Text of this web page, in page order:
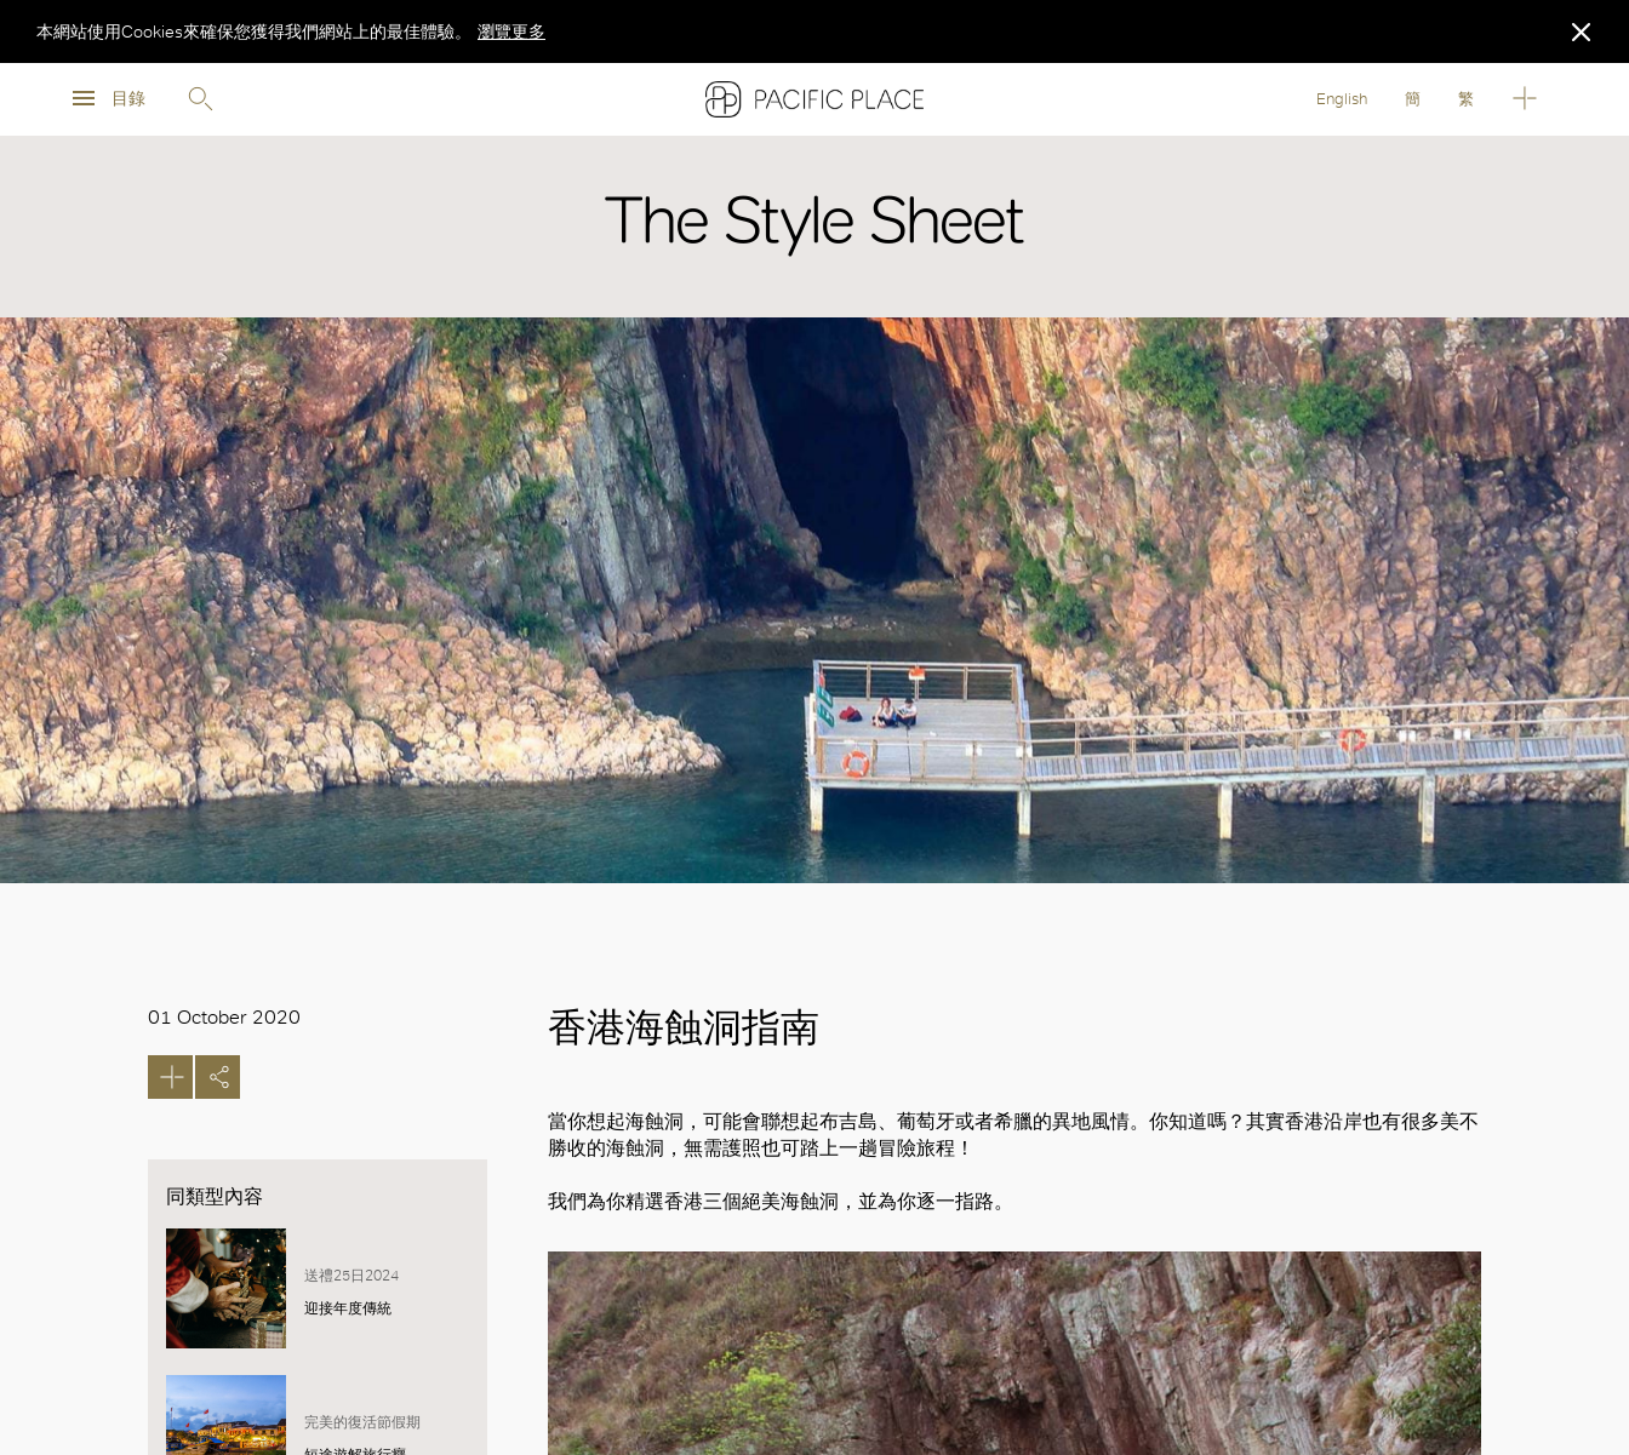
目錄
本網站使用Cookies來確保您獲得我們網站上的最佳體驗。 瀏覽更多
English 簡 繁
The Style Sheet
01 October 2020
同類型內容
送禮25日2024
迎接年度傳統
完美的復活節假期
香港海蝕洞指南
當你想起海蝕洞，可能會聯想起布吉島、葡萄牙或者希臘的異地風情。你知道嗎？其實香港沿岸也有很多美不
勝收的海蝕洞，無需護照也可踏上一趟冒險旅程！
我們為你精選香港三個絕美海蝕洞，並為你逐一指路。